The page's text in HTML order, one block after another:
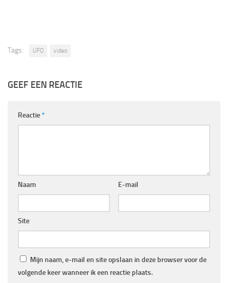
Tags: UFO video
GEEF EEN REACTIE
Reactie*
Naam E-mail
Site
Mijn naam, e-mail en site opslaan in deze browser voor de
volgende keer wanneer ik een reactie plaats.